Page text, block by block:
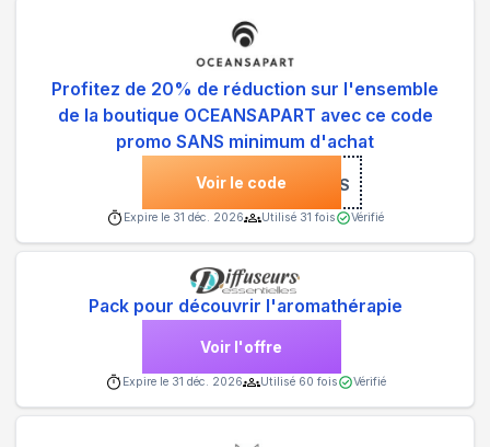
Profitez de 20% de réduction sur l'ensemble
de la boutique OCEANSAPART avec ce code
promo SANS minimum d'achat
Voir le code***ETHIS
Expire le 31 déc. 2026 Utilisé 31 fois Vérifié
Pack pour découvrir l'aromathérapie
Voir l'offre
Expire le 31 déc. 2026 Utilisé 60 fois Vérifié